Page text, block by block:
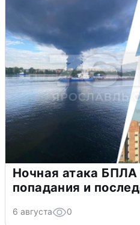
Ночная атака БПЛА
попадания и
6 августа 0